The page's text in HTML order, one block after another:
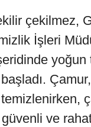
çekilmez,
İşleri
yoğun
başladı.
ve